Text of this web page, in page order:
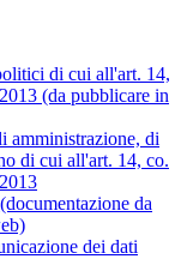
di cui all'art. 14,
(da pubblicare in
amministrazione, di
di cui all'art. 14, co.
da
dei dati